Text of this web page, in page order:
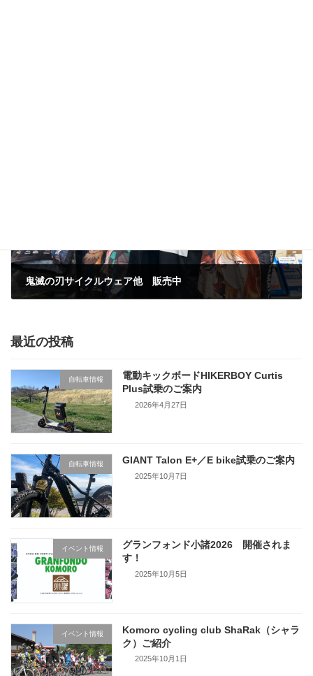
鬼滅の刃サイクルウェア他 販売中
最近の投稿
自転車情報
電動キックボードHIKERBOY Curtis
Plus試乗のご案内
2026年4月27日
自転車情報 GIANT Talon E+／E bike試乗のご案内
2025年10月7日
イベント情報
グランフォンド小諸2026 開催されま
す！
2025年10月5日
イベント情報
Komoro cycling club ShaRak（シャラ
ク）ご紹介
2025年10月1日